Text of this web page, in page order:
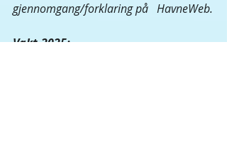
gjennomgang/forklaring på   HavneWeb.
Vakt-2025: